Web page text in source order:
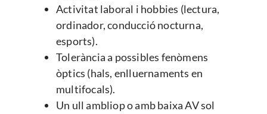
Activitat laboral i hobbies (lectura,
ordinador, conducció nocturna,
esports).
Tolerància a possibles fenòmens
òptics (hals, enlluernaments en
multifocals).
Un ull ambliop o amb baixa AV sol